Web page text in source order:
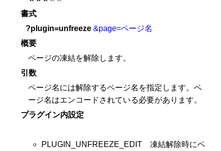
書式
?plugin=unfreeze &page=ページ名
概要
ページの凍結を解除します。
引数
ページ名には解除するページ名を指定します。ペ
ージ名はエンコードされている必要があります。
プラグイン内設定
PLUGIN_UNFREEZE_EDIT 凍結解除時にペ